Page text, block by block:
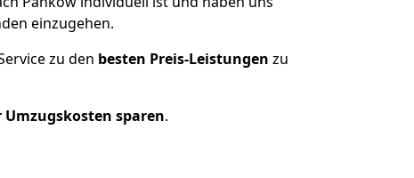
einzugehen.
zu den besten Preis-Leistungen zu
Umzugskosten sparen.